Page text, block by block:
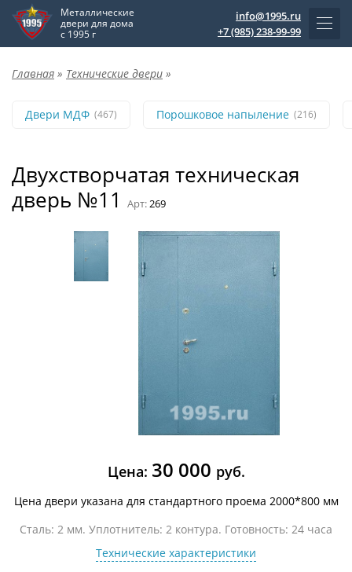
Металлические
двери для дома
с 1995 г
info@1995.ru
+7 (985) 238-99-99
Главная » Технические двери »
Двери МДФ (467) Порошковое напыление (216)
Двухстворчатая техническая
дверь №11
Арт:269
Цена: 30 000 руб.
Цена двери указана для стандартного проема 2000*800 мм
Сталь: 2 мм. Уплотнитель: 2 контура. Готовность: 24 часа
Технические характеристики